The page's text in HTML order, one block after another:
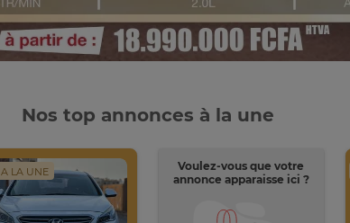
Nos top annonces à la une
A LA UNE
Voulez-vous que votre
annonce apparaisse ici ?